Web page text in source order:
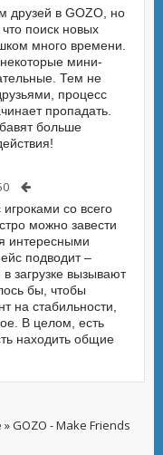
друзей в GOZO, но
поиск новых
много времени.
мини-
Тем не
процесс
пропадать.
больше
со всего
можно завести
интересными
подводит –
загрузке вызывают
бы, чтобы
на стабильности,
В целом, есть
находить общие
» GOZO - Make Friends